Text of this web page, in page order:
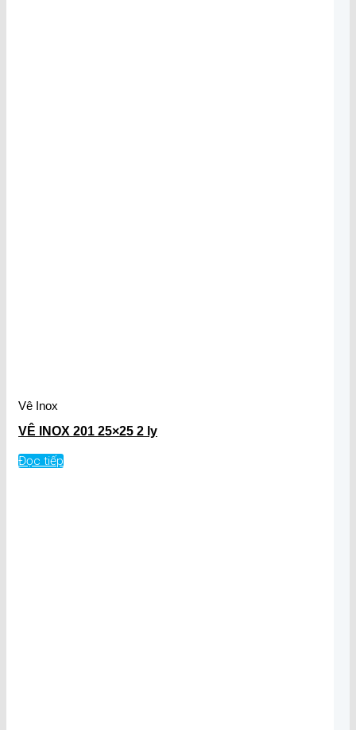
Vê Inox
VÊ INOX 201 25×25 2 ly
Đọc tiếp